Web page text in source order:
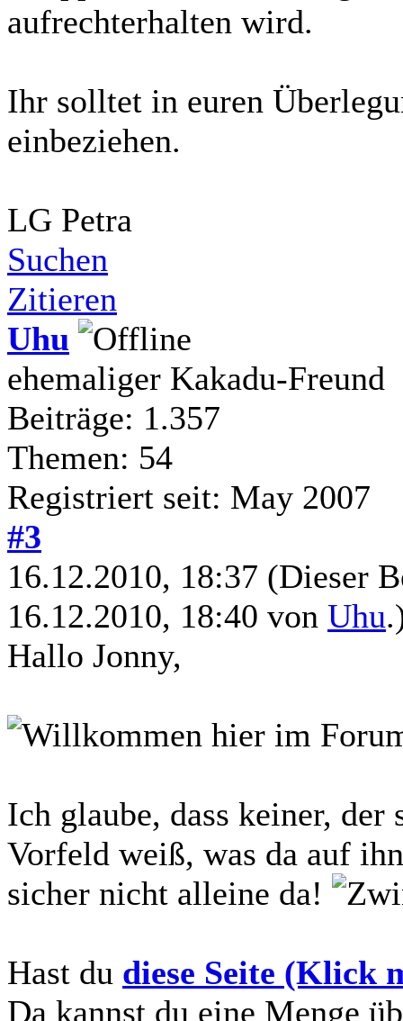
aufrechterhalten wird.
Ihr solltet in euren
einbeziehen.
LG Petra
Suchen
Zitieren
Uhu
ehemaliger Kakadu-Freund
Beiträge: 1.357
Themen: 54
Registriert seit: May 2007
#3
16.12.2010, 18:37 (Dieser
16.12.2010, 18:40 von Uhu
Hallo Jonny,
hier im
Ich glaube, dass keiner, der
Vorfeld weiß, was da auf
sicher nicht alleine da!
Hast du diese Seite (Klick
Da kannst du eine Menge